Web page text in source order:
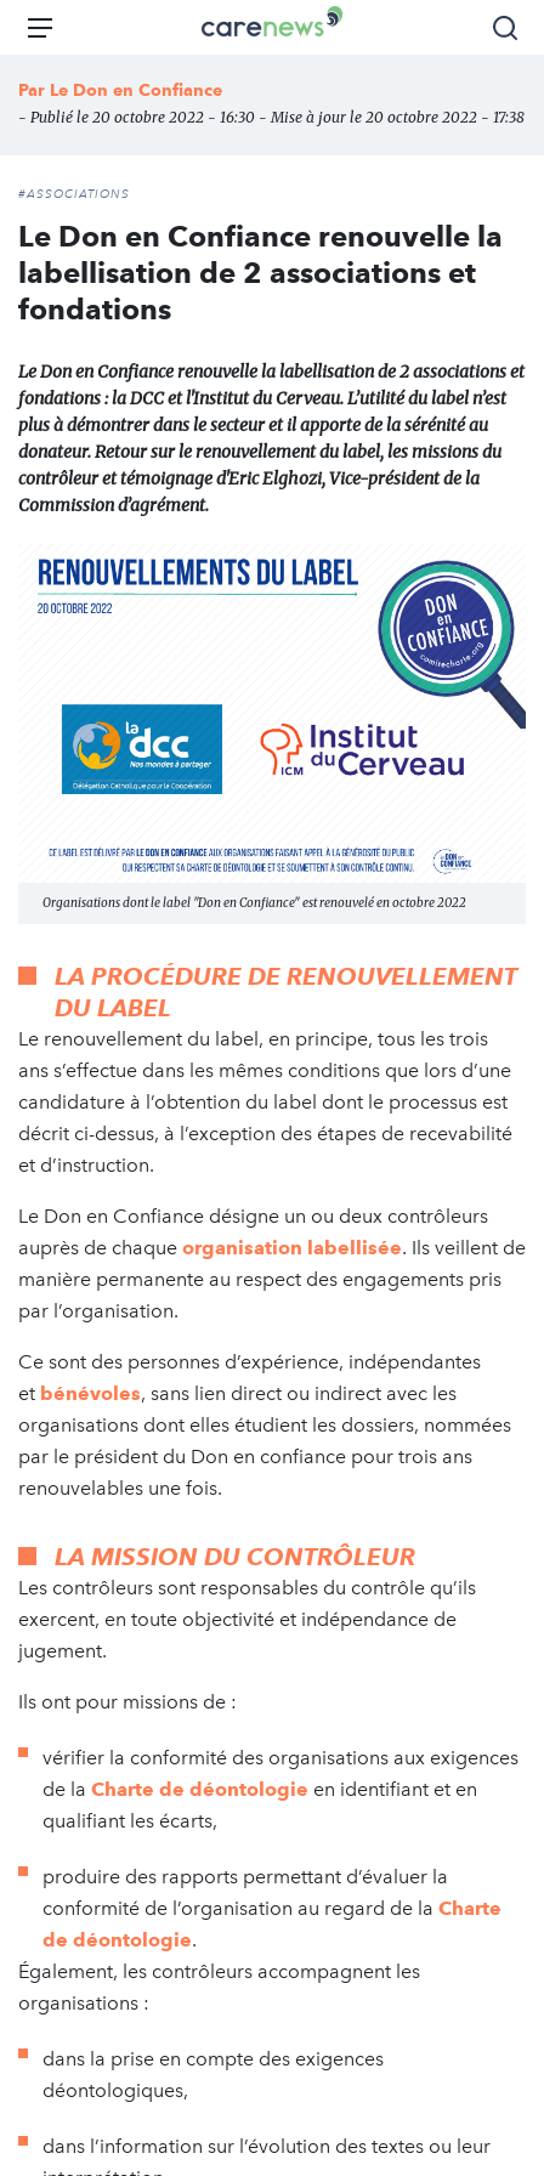
Aller
principal
Carenews,
des
Menu
Par Le Don en Confiance
- Publié le 20 octobre 2022 - 16:30 - Mise à jour le 20 octobre 2022 - 17:38
#ASSOCIATIONS
Le Don en Confiance renouvelle la
labellisation de 2 associations et
fondations
Le Don en Confiance renouvelle la labellisation de 2 associations et
fondations : la DCC et l'Institut du Cerveau. L’utilité du label n’est
plus à démontrer dans le secteur et il apporte de la sérénité au
donateur. Retour sur le renouvellement du label, les missions du
contrôleur et témoignage d'Eric Elghozi, Vice-président de la
Commission d’agrément.
Organisations dont le label "Don en Confiance" est renouvelé en octobre 2022
LA PROCÉDURE DE RENOUVELLEMENT
DU LABEL
Le renouvellement du label, en principe, tous les trois
ans s’effectue dans les mêmes conditions que lors d’une
candidature à l’obtention du label dont le processus est
décrit ci-dessus, à l’exception des étapes de recevabilité
et d’instruction.
Le Don en Confiance désigne un ou deux contrôleurs
auprès de chaque organisation labellisée. Ils veillent de
manière permanente au respect des engagements pris
par l’organisation.
Ce sont des personnes d’expérience, indépendantes
et bénévoles, sans lien direct ou indirect avec les
organisations dont elles étudient les dossiers, nommées
par le président du Don en confiance pour trois ans
renouvelables une fois.
LA MISSION DU CONTRÔLEUR
Les contrôleurs sont responsables du contrôle qu’ils
exercent, en toute objectivité et indépendance de
jugement.
Ils ont pour missions de :
vérifier la conformité des organisations aux exigences
de la Charte de déontologie en identifiant et en
qualifiant les écarts,
produire des rapports permettant d’évaluer la
conformité de l’organisation au regard de la Charte
de déontologie.
Également, les contrôleurs accompagnent les
organisations :
dans la prise en compte des exigences
déontologiques,
dans l’information sur l’évolution des textes ou leur